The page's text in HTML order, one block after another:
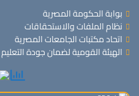
بوابة الحكومة المصرية
نظام الملفات والاستحقاقات
اتحاد مكتبات الجامعات المصرية
الهيئة القومية لضمان جودة التعليم